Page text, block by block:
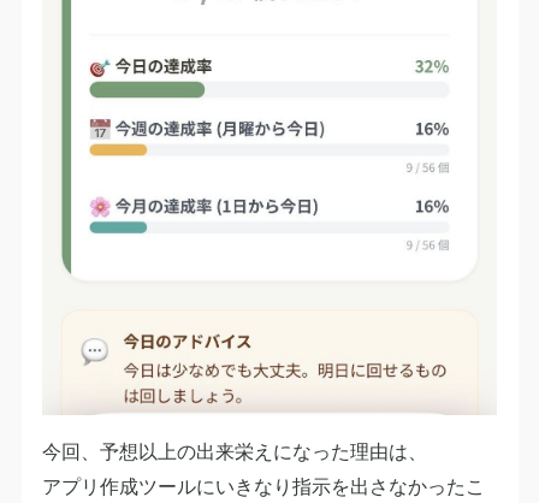
今回、予想以上の出来栄えになった理由は、
アプリ作成ツールにいきなり指示を出さなかったこ